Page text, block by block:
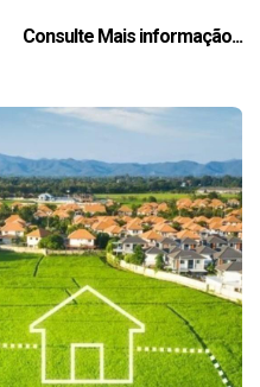
Consulte Mais informação...